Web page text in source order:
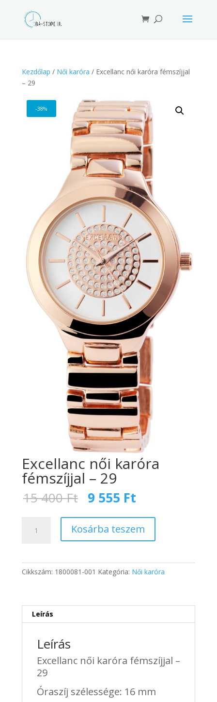
search
Kezdőlap / Női karóra / Excellanc női karóra fémszíjjal
– 29
-38%
Excellanc női karóra
fémszíjjal – 29
15 400Ft Original
price
was:
15
400 Ft.
9 555 Ft
is:
9
555 Ft.
Kosárba teszem
Cikkszám: 1800081-001 Kategória: Női karóra
Leírás
Leírás
Excellanc női karóra fémszíjjal –
29
Óraszíj szélessége: 16 mm